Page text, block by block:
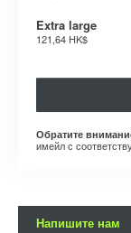
Extra large
121,64 HK$
Обратите
имейл с
Напишите нам